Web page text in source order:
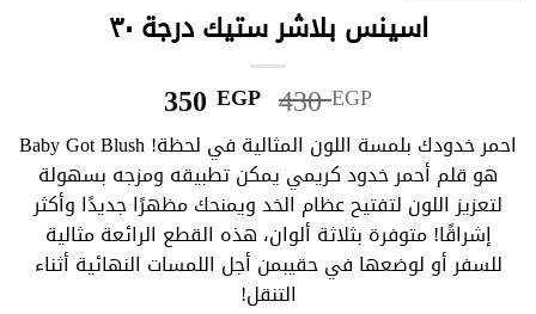
اسينس بلاشر ستيك درجة ٣٠
430EGP السعر
الأصلي
هو:
430 EGP.
350 EGP
الحالي
هو:
350 EGP.
احمر خدودك بلمسة اللون المثالية في لحظة! Baby Got Blush
هو قلم أحمر خدود كريمي يمكن تطبيقه ومزجه بسهولة
لتعزيز اللون لتفتيح عظام الخد ويمنحك مظهرًا جديدًا وأكثر
إشراقًا! متوفرة بثلاثة ألوان، هذه القطع الرائعة مثالية
للسفر أو لوضعها في حقيبمن أجل اللمسات النهائية أثناء
التنقل!